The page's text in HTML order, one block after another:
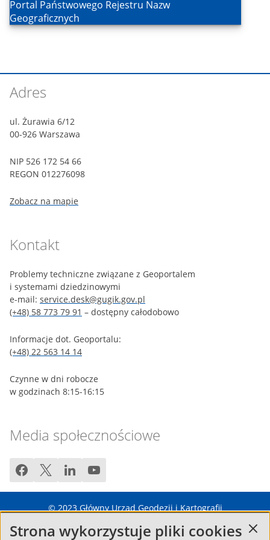
Otwórz
Portal Państwowego Rejestru Nazw
Geograficznych
Stopka
witryny
Adres
ul. Żurawia 6/12
00-926 Warszawa
NIP 526 172 54 66
REGON 012276098
Zobacz na mapie
Kontakt
Problemy techniczne związane z Geoportalem
i systemami dziedzinowymi
e-mail: service.desk@gugik.gov.pl
(+48) 58 773 79 91 – dostępny całodobowo
Informacje dot. Geoportalu:
(+48) 22 563 14 14
Czynne w dni robocze
w godzinach 8:15-16:15
Media społecznościowe
facebooktwitter linkedinyoutube
© 2023Główny Urząd Geodezji i Kartografii
Regulamin Pytania i odpowiedzi – FAQ Mapa strony Zgłoś błąd
Strona wykorzystuje pliki cookies